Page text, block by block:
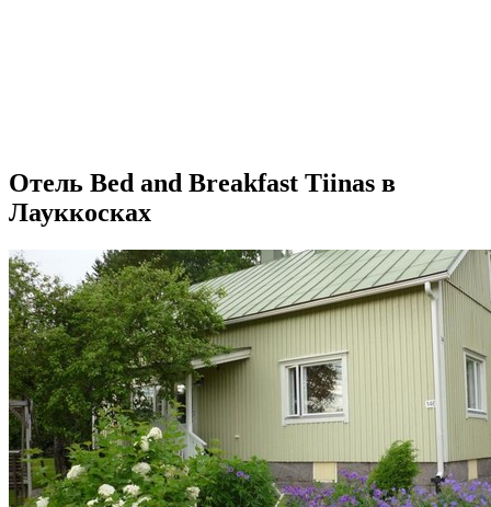
Отель Bed and Breakfast Tiinas в
Лауккосках